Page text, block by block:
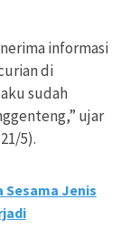
informasi
di
sudah
ujar
5).
Jenis